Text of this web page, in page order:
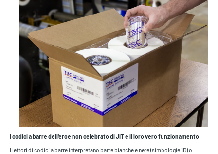
I codici a barre dell'eroe non celebrato di JIT e il loro vero funzionamento
I lettori di codici a barre interpretano barre bianche e nere (simbologie 1D) o